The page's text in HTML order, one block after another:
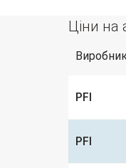
Ціни на
PFI
PFI